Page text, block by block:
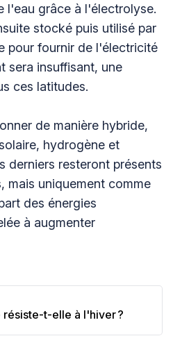
l'eau grâce à l'électrolyse.
stocké puis utilisé par
pour fournir de l'électricité
sera insuffisant, une
ces latitudes.
de manière hybride,
hydrogène et
derniers resteront présents
mais uniquement comme
des énergies
à augmenter
t-elle à l'hiver ?